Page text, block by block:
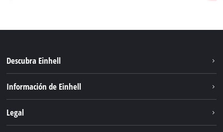
Descubra Einhell
Servicio
Información de Einhell
Legal